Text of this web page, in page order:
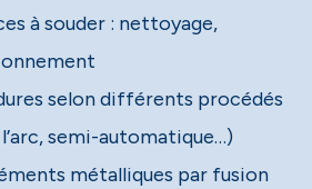
à souder : nettoyage,
selon différents procédés
semi-automatique…)
métalliques par fusion